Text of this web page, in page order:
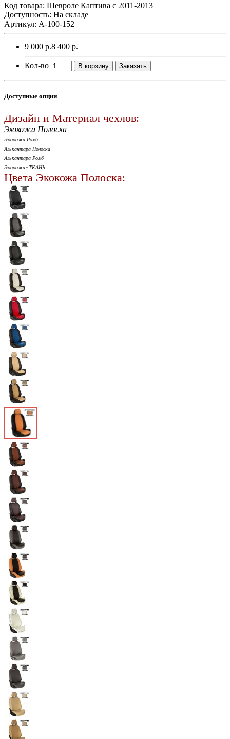
Код товара: Шевроле Каптива с 2011-2013
Доступность: На складе
Артикул: A-100-152
9 000 р.8 400 р.
Кол-во В корзину Заказать
Доступные опции
Дизайн и Материал чехлов:
Экокожа Полоска
Экокожа Ромб
Алькантара Полоска
Алькантара Ромб
Экокожа+ТКАНЬ
Цвета Экокожа Полоска: